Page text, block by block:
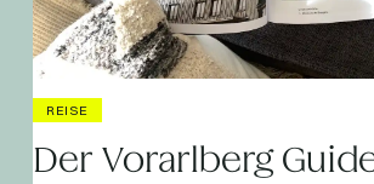
REISE
Der Vorarlberg